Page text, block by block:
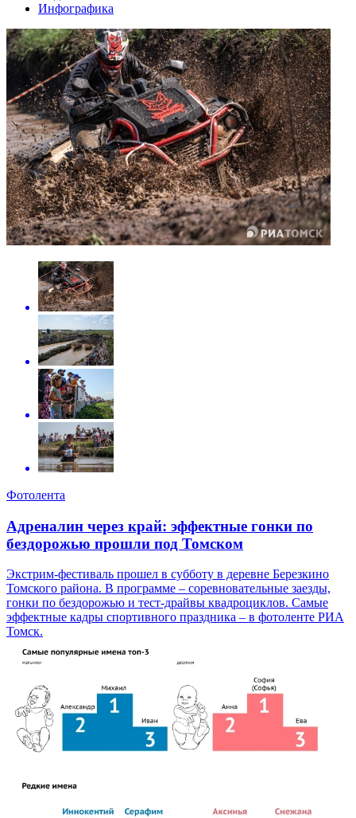
Инфографика
Фотолента
Адреналин через край: эффектные гонки по
бездорожью прошли под Томском
Экстрим-фестиваль прошел в субботу в деревне Березкино
Томского района. В программе – соревновательные заезды,
гонки по бездорожью и тест-драйвы квадроциклов. Самые
эффектные кадры спортивного праздника – в фотоленте РИА
Томск.